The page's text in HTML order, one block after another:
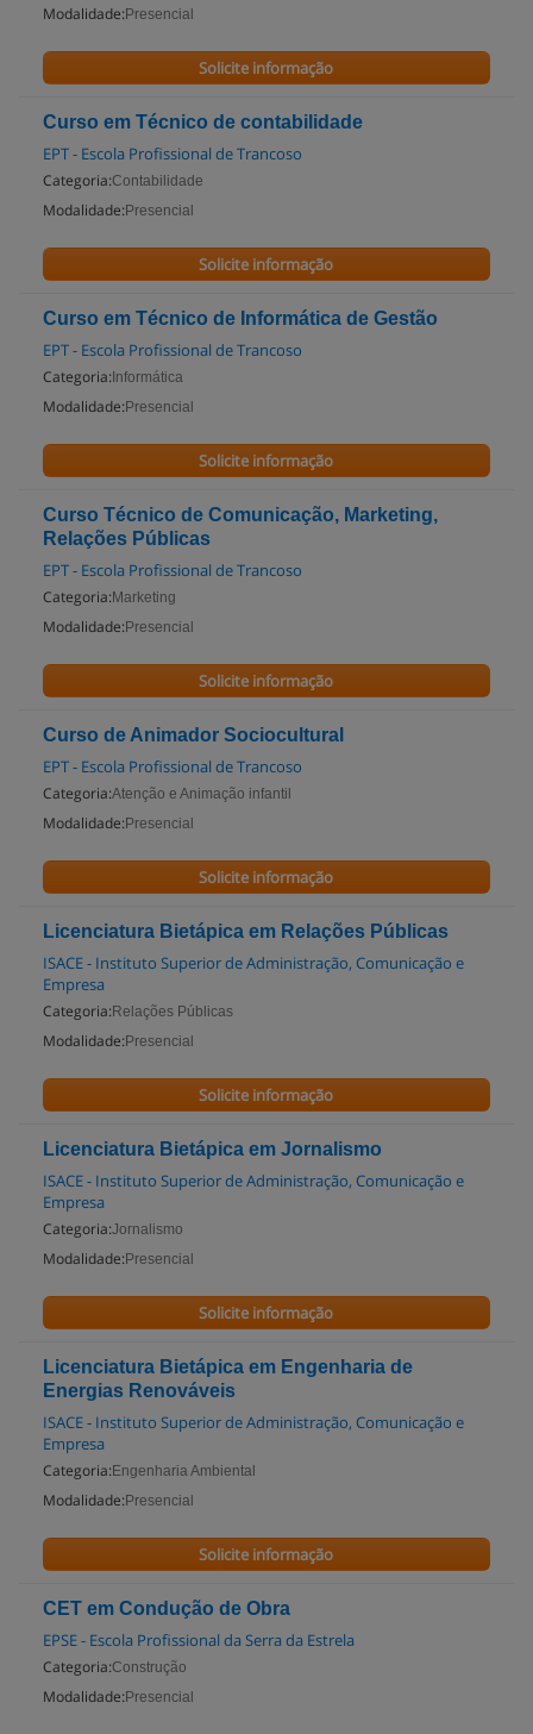
Modalidade: Presencial
Solicite informação
Curso em Técnico de contabilidade
EPT - Escola Profissional de Trancoso
Categoria:Contabilidade
Modalidade: Presencial
Solicite informação
Curso em Técnico de Informática de Gestão
EPT - Escola Profissional de Trancoso
Categoria: Informática
Modalidade: Presencial
Solicite informação
Curso Técnico de Comunicação, Marketing,
Relações Públicas
EPT - Escola Profissional de Trancoso
Categoria: Marketing
Modalidade: Presencial
Solicite informação
Curso de Animador Sociocultural
EPT - Escola Profissional de Trancoso
Categoria:Atenção e Animação infantil
Modalidade: Presencial
Solicite informação
Licenciatura Bietápica em Relações Públicas
ISACE - Instituto Superior de Administração, Comunicação e
Empresa
Categoria: Relações Públicas
Modalidade: Presencial
Solicite informação
Licenciatura Bietápica em Jornalismo
ISACE - Instituto Superior de Administração, Comunicação e
Empresa
Categoria:Jornalismo
Modalidade: Presencial
Solicite informação
Licenciatura Bietápica em Engenharia de
Energias Renováveis
ISACE - Instituto Superior de Administração, Comunicação e
Empresa
Categoria: Engenharia Ambiental
Modalidade: Presencial
Solicite informação
CET em Condução de Obra
EPSE - Escola Profissional da Serra da Estrela
Categoria:Construção
Modalidade: Presencial